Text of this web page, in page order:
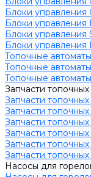
Блоки управления
Блоки управления
Блоки управления
Блоки управления
Топочные
Топочные
Топочные
Запчасти
Запчасти
Запчасти
Запчасти
Запчасти
Запчасти
Запчасти
Насосы для